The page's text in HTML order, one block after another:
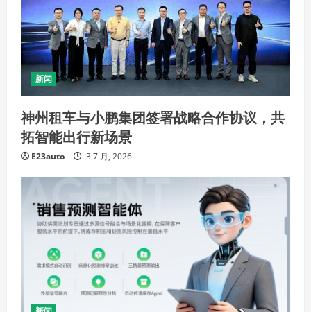
新闻
神州租车与小鹏集团签署战略合作协议，共
拓智能出行新场景
E23auto 3 7 月, 2026